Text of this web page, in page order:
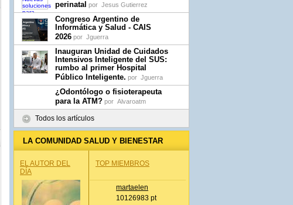
perinatal por Jesus Gutierrez
Congreso Argentino de
Informática y Salud - CAIS
2026 por Jguerra
Inauguran Unidad de Cuidados
Intensivos Inteligente del SUS:
rumbo al primer Hospital
Público Inteligente. por Jguerra
¿Odontólogo o fisioterapeuta
para la ATM? por Alvaroatm
Todos los artículos
LA COMUNIDAD SALUD Y BIENESTAR
EL AUTOR DEL
DÍA
TOP MIEMBROS
martaelen
10126983 pt